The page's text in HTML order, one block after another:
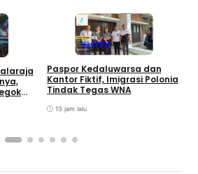
Nasional
Paspor Kedaluwarsa dan
Kantor Fiktif, Imigrasi Polonia
Tindak Tegas WNA
13 jam lalu